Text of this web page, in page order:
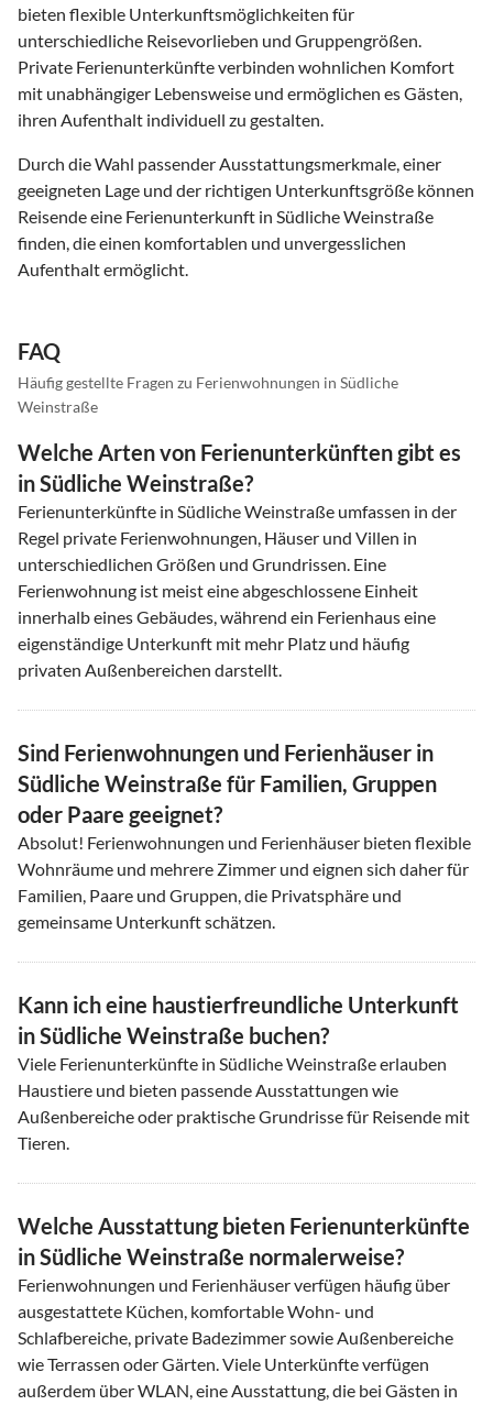
bieten flexible Unterkunftsmöglichkeiten für
unterschiedliche Reisevorlieben und Gruppengrößen.
Private Ferienunterkünfte verbinden wohnlichen Komfort
mit unabhängiger Lebensweise und ermöglichen es Gästen,
ihren Aufenthalt individuell zu gestalten.
Durch die Wahl passender Ausstattungsmerkmale, einer
geeigneten Lage und der richtigen Unterkunftsgröße können
Reisende eine Ferienunterkunft in Südliche Weinstraße
finden, die einen komfortablen und unvergesslichen
Aufenthalt ermöglicht.
FAQ
Häufig gestellte Fragen zu Ferienwohnungen in Südliche
Weinstraße
Welche Arten von Ferienunterkünften gibt es
in Südliche Weinstraße?
Ferienunterkünfte in Südliche Weinstraße umfassen in der
Regel private Ferienwohnungen, Häuser und Villen in
unterschiedlichen Größen und Grundrissen. Eine
Ferienwohnung ist meist eine abgeschlossene Einheit
innerhalb eines Gebäudes, während ein Ferienhaus eine
eigenständige Unterkunft mit mehr Platz und häufig
privaten Außenbereichen darstellt.
Sind Ferienwohnungen und Ferienhäuser in
Südliche Weinstraße für Familien, Gruppen
oder Paare geeignet?
Absolut! Ferienwohnungen und Ferienhäuser bieten flexible
Wohnräume und mehrere Zimmer und eignen sich daher für
Familien, Paare und Gruppen, die Privatsphäre und
gemeinsame Unterkunft schätzen.
Kann ich eine haustierfreundliche Unterkunft
in Südliche Weinstraße buchen?
Viele Ferienunterkünfte in Südliche Weinstraße erlauben
Haustiere und bieten passende Ausstattungen wie
Außenbereiche oder praktische Grundrisse für Reisende mit
Tieren.
Welche Ausstattung bieten Ferienunterkünfte
in Südliche Weinstraße normalerweise?
Ferienwohnungen und Ferienhäuser verfügen häufig über
ausgestattete Küchen, komfortable Wohn- und
Schlafbereiche, private Badezimmer sowie Außenbereiche
wie Terrassen oder Gärten. Viele Unterkünfte verfügen
außerdem über WLAN, eine Ausstattung, die bei Gästen in